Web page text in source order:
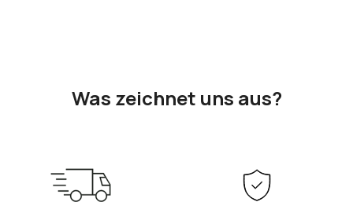
Was zeichnet uns aus?